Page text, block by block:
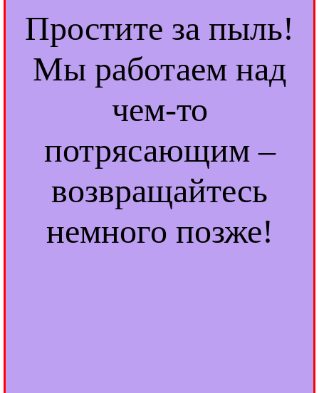
Простите за пыль!
Мы работаем над
чем-то
потрясающим –
возвращайтесь
немного позже!